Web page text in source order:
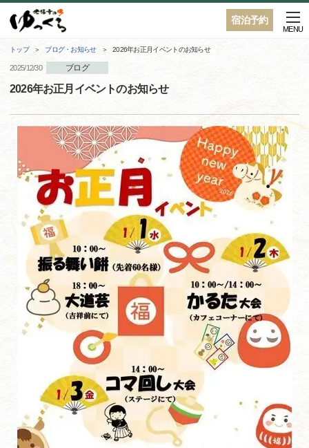
宿泊予約
MENU
トップ ブログ・お知らせ 2026年お正月イベントのお知らせ
2025/12/30 ブログ
2026年お正月イベントのお知らせ